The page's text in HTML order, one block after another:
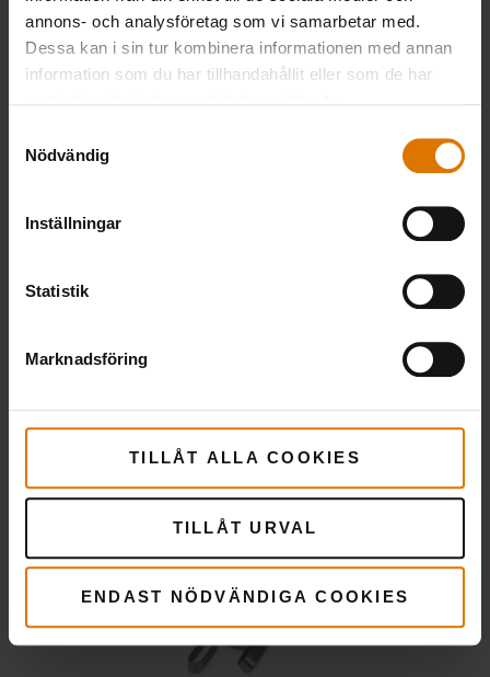
annons- och analysföretag som vi samarbetar med.
Dessa kan i sin tur kombinera informationen med annan
information som du har tillhandahållit eller som de har
Nödvändig
Inställningar
Statistik
Marknadsföring
TILLÅT ALLA COOKIES
TILLÅT URVAL
ENDAST NÖDVÄNDIGA COOKIES
dessutom addera lite rökflis till grillen
blir det enkelt att lyckas med perfekt
vägen när du vill få ut så mycket som möjligt av